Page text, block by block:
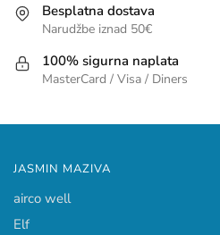
Besplatna dostava
Narudžbe iznad 50€
100% sigurna naplata
MasterCard / Visa / Diners
JASMIN MAZIVA
airco well
Elf